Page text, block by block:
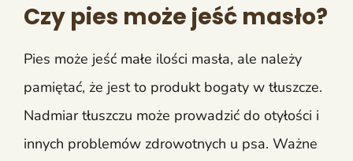
Czy pies może jeść masło?
Pies może jeść małe ilości masła, ale należy
pamiętać, że jest to produkt bogaty w tłuszcze.
Nadmiar tłuszczu może prowadzić do otyłości i
innych problemów zdrowotnych u psa. Ważne